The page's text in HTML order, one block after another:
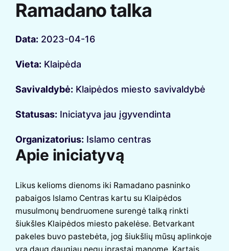
Ramadano talka
Data: 2023-04-16
Vieta: Klaipėda
Savivaldybė: Klaipėdos miesto savivaldybė
Statusas: Iniciatyva jau įgyvendinta
Organizatorius: Islamo centras
Apie iniciatyvą
Likus kelioms dienoms iki Ramadano pasninko
pabaigos Islamo Centras kartu su Klaipėdos
musulmonų bendruomene surengė talką rinkti
šiukšles Klaipėdos miesto pakelėse. Betvarkant
pakeles buvo pastebėta, jog šiukšlių mūsų aplinkoje